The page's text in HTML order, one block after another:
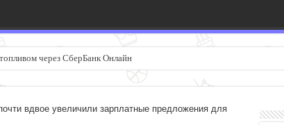
через СберБанк Онлайн
вдвое увеличили зарплатные предложения для